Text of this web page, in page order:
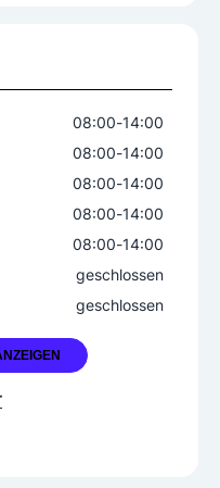
08:00-14:00
08:00-14:00
08:00-14:00
08:00-14:00
08:00-14:00
geschlossen
geschlossen